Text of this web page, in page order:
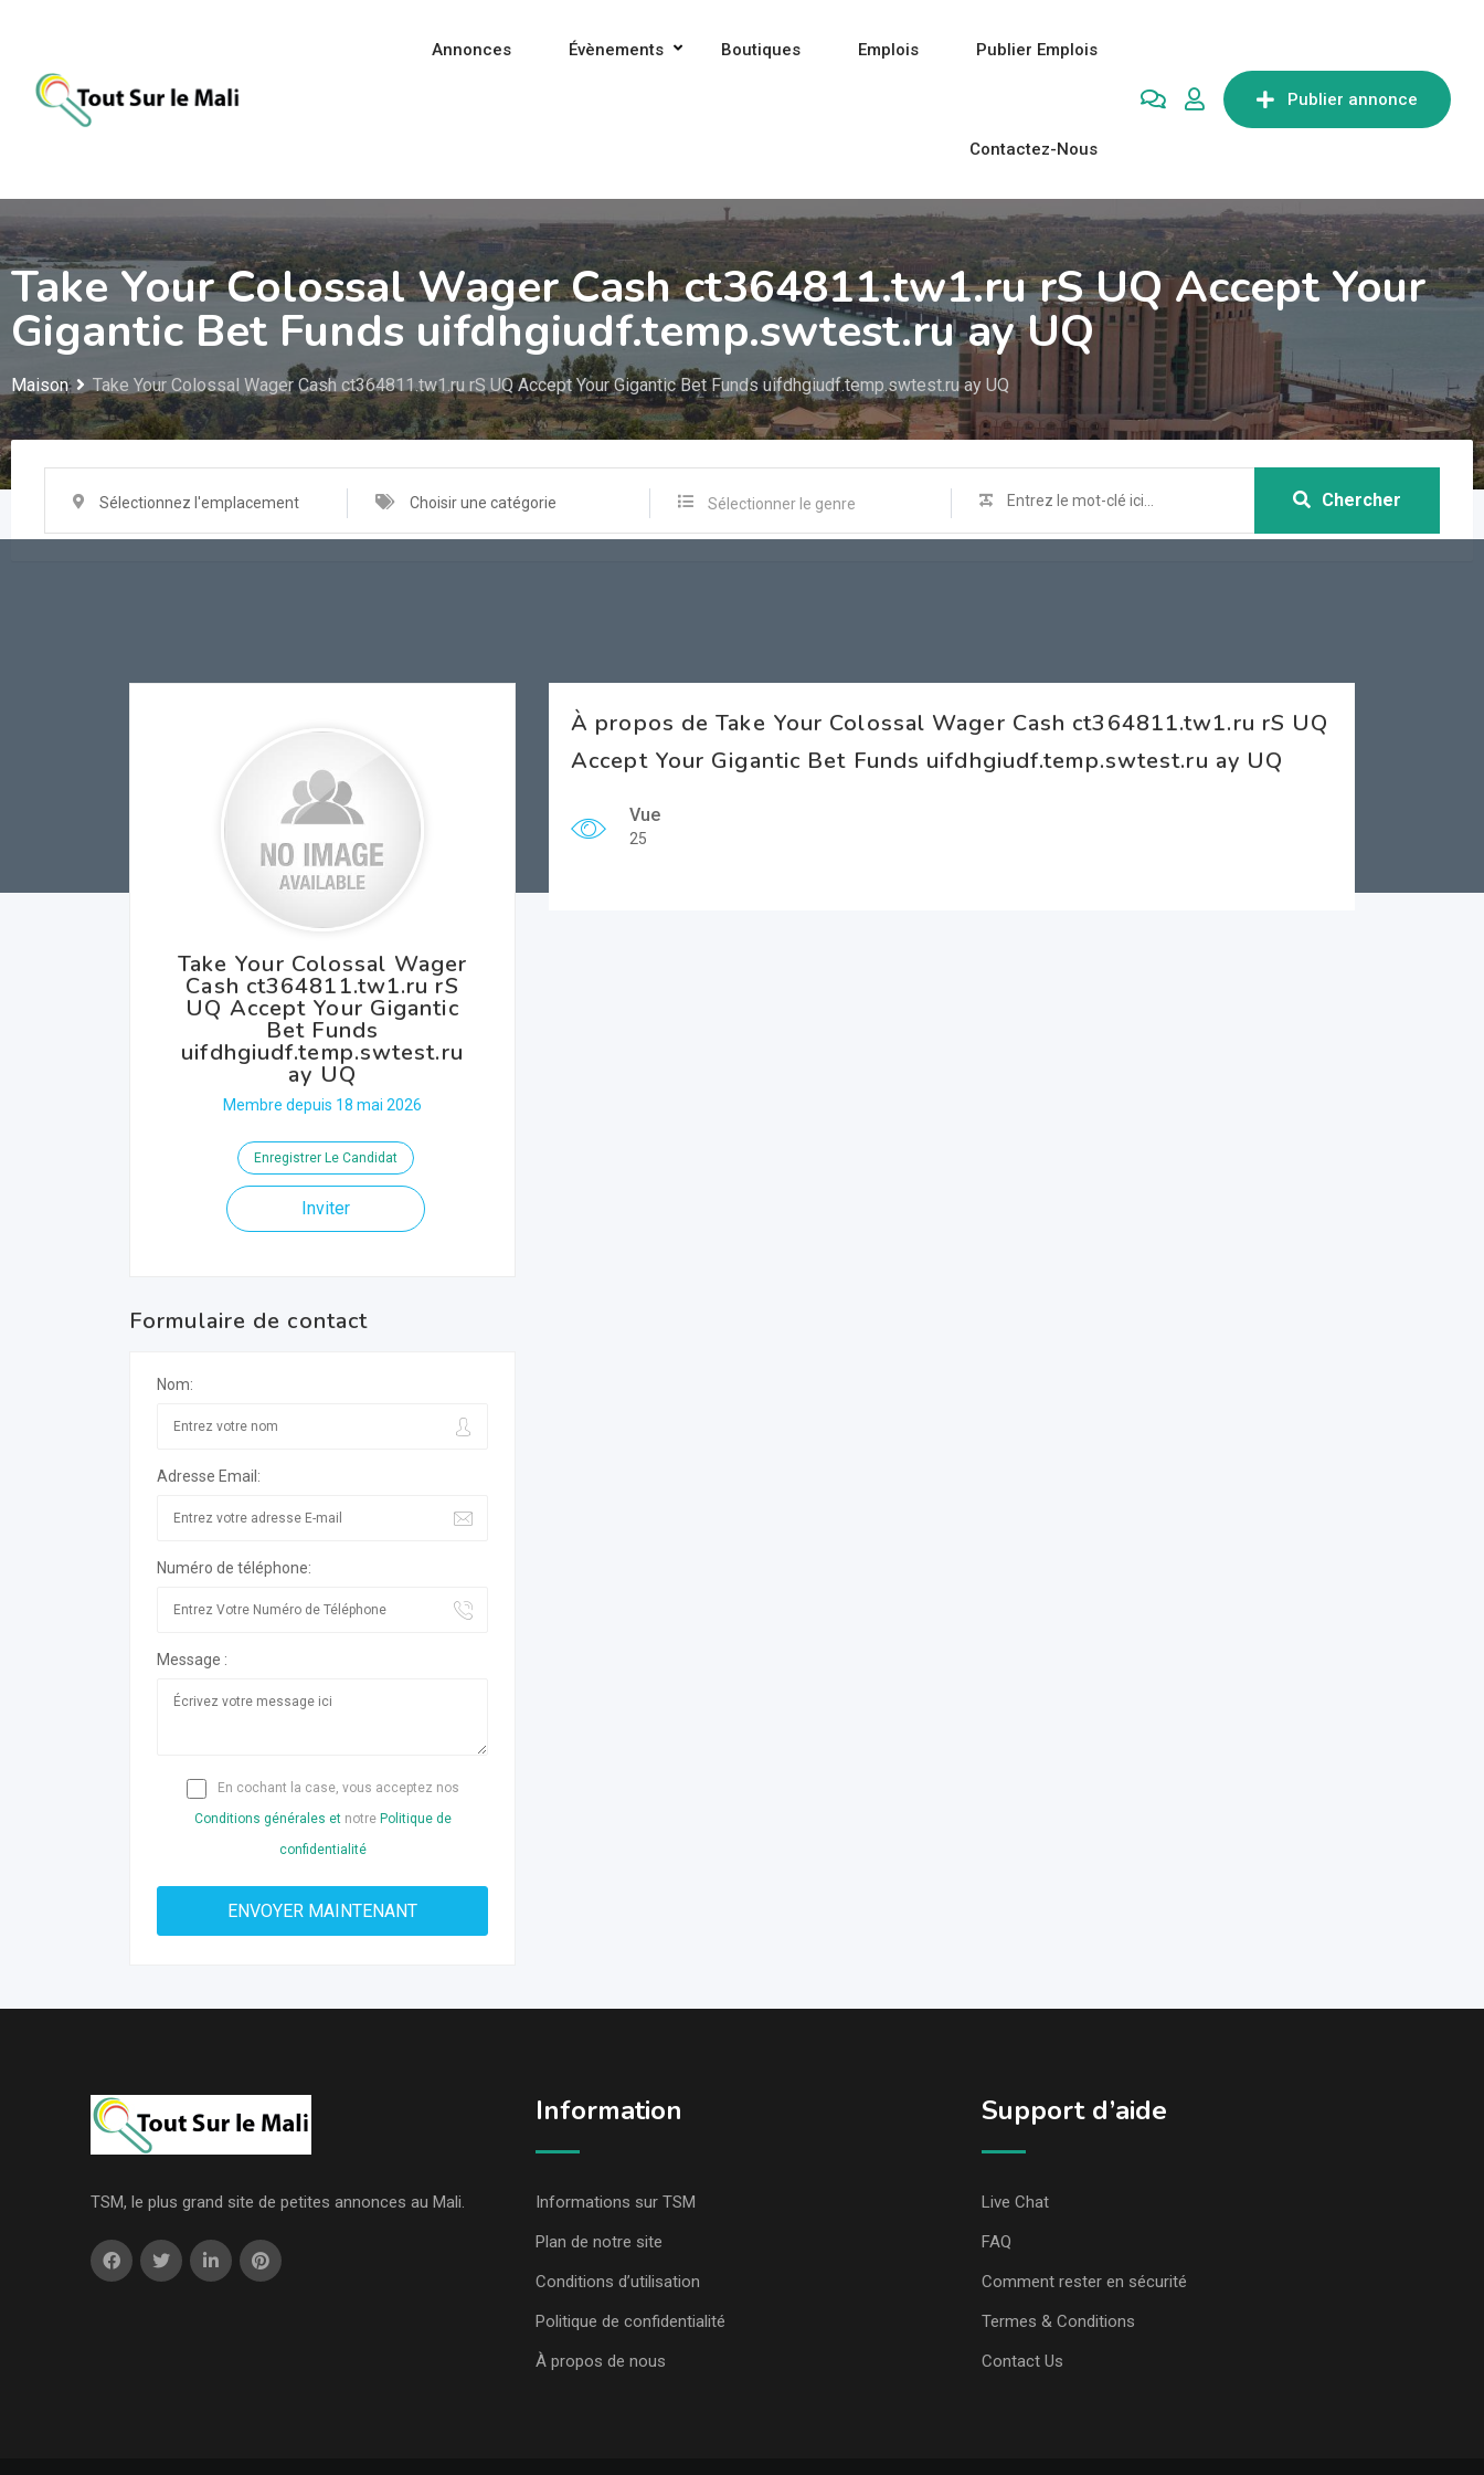
contenu
Publier annonce
Annonces Évènements Boutiques Emplois Publier Emplois
Contactez-Nous
Take Your Colossal Wager Cash ct364811.tw1.ru rS UQ Accept Your
Gigantic Bet Funds uifdhgiudf.temp.swtest.ru ay UQ
Maison Take Your Colossal Wager Cash ct364811.tw1.ru rS UQ Accept Your Gigantic Bet Funds uifdhgiudf.temp.swtest.ru ay UQ
Sélectionnez l'emplacement Choisir une catégorie Sélectionner le genre Chercher
Take Your Colossal Wager
Cash ct364811.tw1.ru rS
UQ Accept Your Gigantic
Bet Funds
uifdhgiudf.temp.swtest.ru
ay UQ
Membre depuis 18 mai 2026
Enregistrer Le Candidat
Inviter
Formulaire de contact
Nom:
Adresse Email:
Numéro de téléphone:
Message :
En cochant la case, vous acceptez nos
Conditions générales etnotre Politique de
confidentialité
À propos de Take Your Colossal Wager Cash ct364811.tw1.ru rS UQ
Accept Your Gigantic Bet Funds uifdhgiudf.temp.swtest.ru ay UQ
Vue
25
TSM, le plus grand site de petites annonces au Mali.
Information
Informations sur TSM
Plan de notre site
Conditions d’utilisation
Politique de confidentialité
À propos de nous
Support d’aide
Live Chat
FAQ
Comment rester en sécurité
Termes & Conditions
Contact Us